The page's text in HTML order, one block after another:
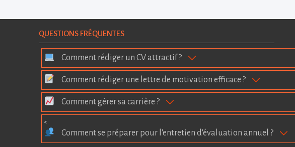
QUESTIONS FRÉQUENTES
Comment rédiger un CV attractif ?
Comment rédiger une lettre de motivation efficace ?
Comment gérer sa carrière ?
<
Comment se préparer pour l'entretien d'évaluation annuel ?